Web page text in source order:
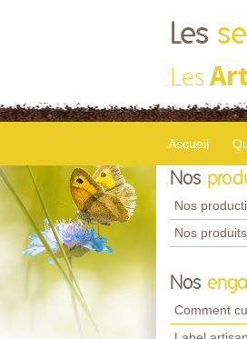
Les
Les
Accueil
Nos
Nos
Nos
Nos
Comment